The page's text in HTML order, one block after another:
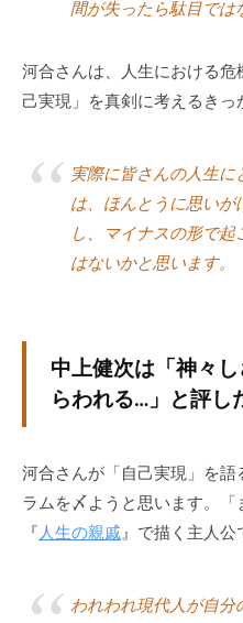
間が失ったら駄目では
河合さんは、人生における
己実現」を真剣に考えるきっ
実際に皆さんの人生
は、ほんとうに思いが
し、マイナスの形で
はないかと思います。
中上健次は「神々
らわれる…」と評し
河合さんが「自己実現」を語
ラムを〆ようと思います。
『人生の親戚』で描く主人公
われわれ現代人が自分